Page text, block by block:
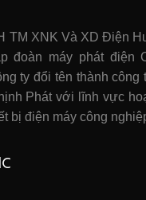
TM XNK Và XD Điện
đoàn máy phát điện
ty đổi tên thành công
Phát với lĩnh vực
bị điện máy công